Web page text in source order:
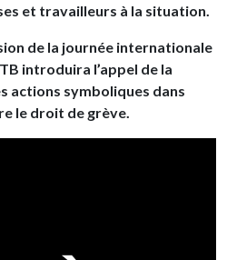
et travailleurs à la situation.
de la journée internationale
introduira l’appel de la
actions symboliques dans
le droit de grève.